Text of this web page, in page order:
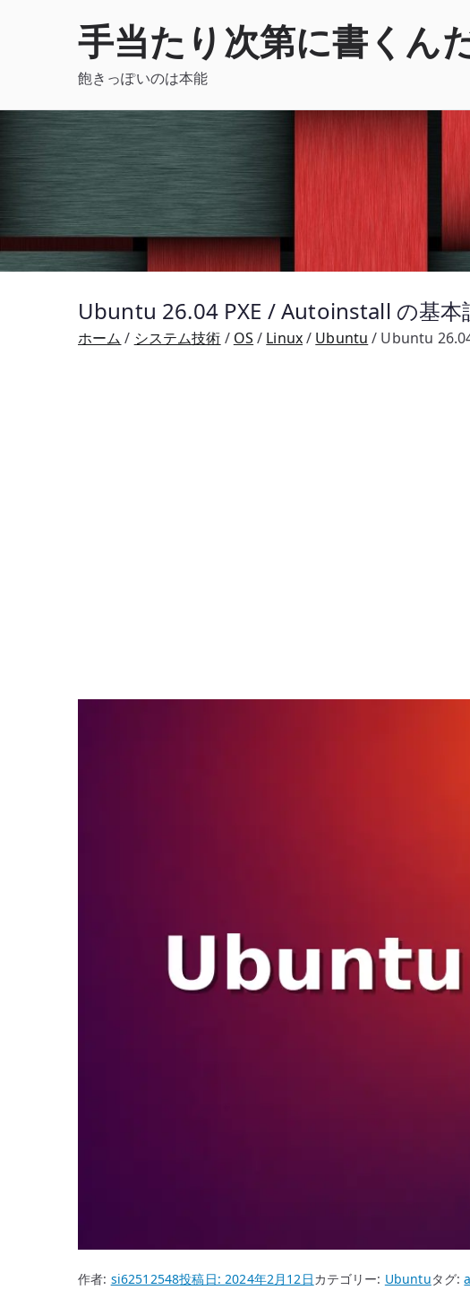
手当たり次第に書くん
飽きっぽいのは本能
Ubuntu 26.04 PXE / Autoinstall の基本
ホーム システム技術 OS Linux Ubuntu Ubuntu
作者: si62512548投稿日:2024年2月12日カテゴリー: Ubuntuタグ: